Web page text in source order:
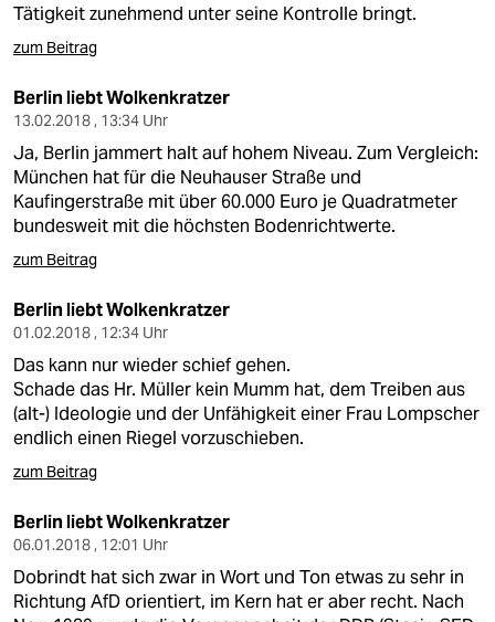
Tätigkeit zunehmend unter seine Kontrolle bringt.
zum Beitrag
Berlin liebt Wolkenkratzer
13.02.2018 , 13:34 Uhr
Ja, Berlin jammert halt auf hohem Niveau. Zum Vergleich:
München hat für die Neuhauser Straße und
Kaufingerstraße mit über 60.000 Euro je Quadratmeter
bundesweit mit die höchsten Bodenrichtwerte.
zum Beitrag
Berlin liebt Wolkenkratzer
01.02.2018 , 12:34 Uhr
Das kann nur wieder schief gehen.
Schade das Hr. Müller kein Mumm hat, dem Treiben aus
(alt-) Ideologie und der Unfähigkeit einer Frau Lompscher
endlich einen Riegel vorzuschieben.
zum Beitrag
Berlin liebt Wolkenkratzer
06.01.2018 , 12:01 Uhr
Dobrindt hat sich zwar in Wort und Ton etwas zu sehr in
Richtung AfD orientiert, im Kern hat er aber recht. Nach